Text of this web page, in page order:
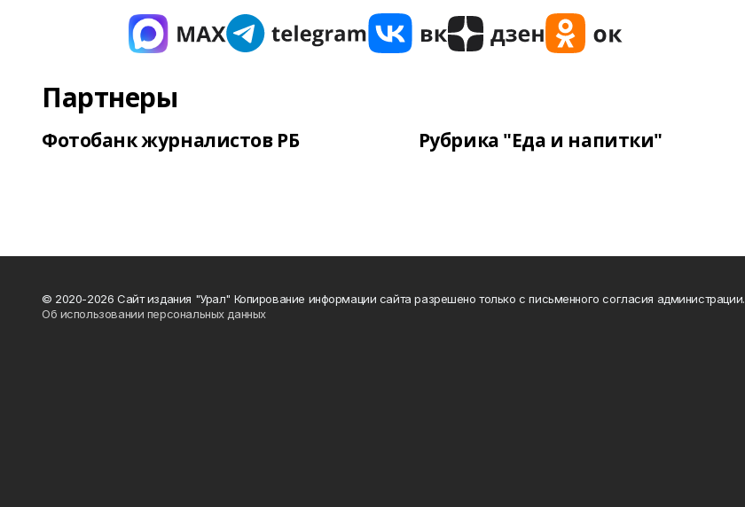
Партнеры
Фотобанк журналистов РБ Рубрика "Еда и напитки"
© 2020-2026 Сайт издания "Урал" Копирование информации сайта разрешено только с письменного согласия администрации.
Об использовании персональных данных